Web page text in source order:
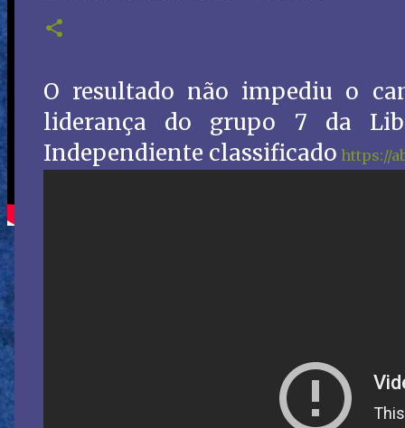
O resultado não impediu o
liderança do grupo 7 da
Independiente classificado https://